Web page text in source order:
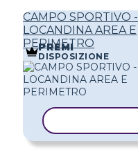
CAMPO SPORTIVO -
LOCANDINA AREA E
PERIMETRO
PREMI
DISPOSIZIONE